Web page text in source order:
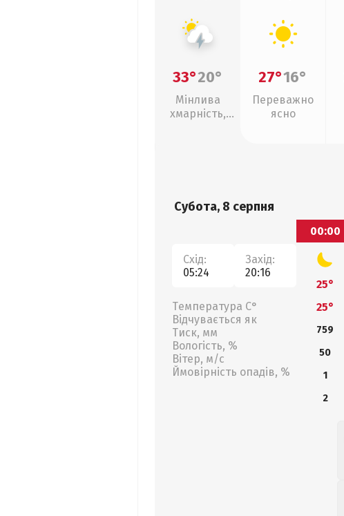
33°20°
Мінлива
хмарність,
27°16°
Переважно
ясно
Субота, 8 серпня
Схід:
05:24
Захід:
20:16
Температура С°
Відчувається як
Тиск, мм
Вологість, %
Вітер, м/с
Ймовірність опадів, %
00:00
25°
25°
759
50
1
2